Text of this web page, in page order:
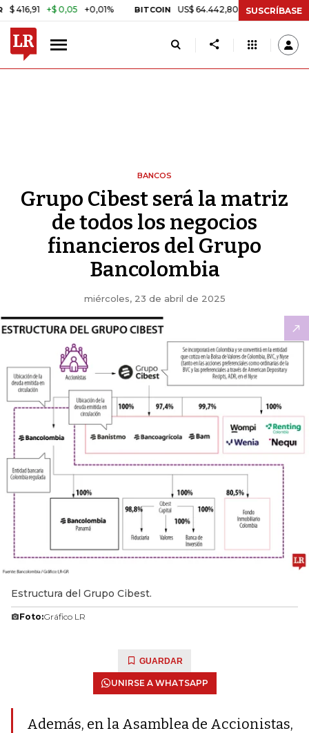
+$ 0,05 +0,01% BITCOIN US$ 64.442,80 -US$ 525,60 -0,81%
SUSCRÍBASE
BANCOS
Grupo Cibest será la matriz
de todos los negocios
financieros del Grupo
Bancolombia
miércoles, 23 de abril de 2025
Estructura del Grupo Cibest.
Foto:Gráfico LR
GUARDAR
UNIRSE A WHATSAPP
Además, en la Asamblea de Accionistas,